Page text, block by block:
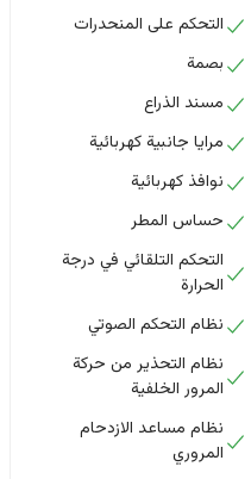
التحكم على المنحدرات
بصمة
مسند الذراع
مرايا جانبية كهربائية
نوافذ كهربائية
حساس المطر
التحكم التلقائي في درجة
الحرارة
نظام التحكم الصوتي
نظام التحذير من حركة
المرور الخلفية
نظام مساعد الازدحام
المروري